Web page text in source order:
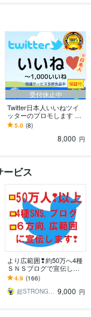
受付休止中
Twitter日本人いいねツイ
ッターのプロモします 【T
witter】日本人のいいね10
0増えるまでプロモ
5.0 (8)
8,000 円
ービス
より広範囲❢約50万へ4種
ＳＮＳブログで宣伝しま
す ❢コスパ超最高❢6方向
よりあなたのブログ/事業
等を丁寧に拡散
4.9 (166)
超STRONG❢❢SNS宣伝拡散 事務所 9,000 円